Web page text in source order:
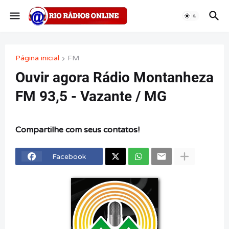
Página inicial FM
Ouvir agora Rádio Montanheza
FM 93,5 - Vazante / MG
Compartilhe com seus contatos!
Facebook